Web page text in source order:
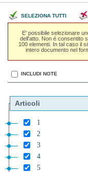
SELEZIONA TUTTI
E' possibile selezionare
dell'atto. Non é consentito
100 elementi. In tal caso il
intero documento nel
INCLUDI NOTE
Articoli
1
2
3
4
5